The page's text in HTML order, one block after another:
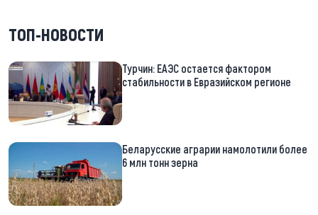
ТОП-НОВОСТИ
Турчин: ЕАЭС остается фактором
стабильности в Евразийском регионе
Беларусские аграрии намолотили более
6 млн тонн зерна